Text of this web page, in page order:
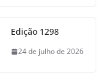
Edição 1298
24 de julho de 2026